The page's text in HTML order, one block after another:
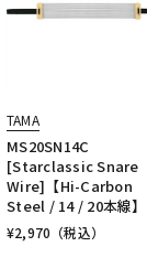
TAMA
MS20SN14C
[Starclassic Snare
Wire]【Hi-Carbon
Steel / 14 / 20本線】
¥2,970 （税込）